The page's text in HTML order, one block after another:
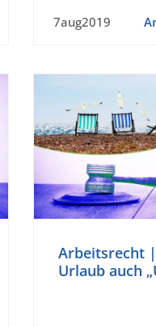
7aug2019
Arbeitsrecht
Urlaub auch